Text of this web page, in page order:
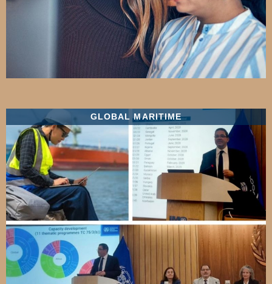
GLOBAL MARITIME